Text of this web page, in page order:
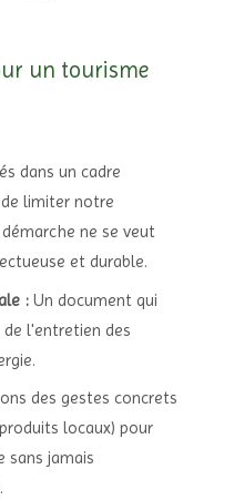
un tourisme
dans un cadre
limiter notre
ne se veut
et durable.
: Un document qui
de l'entretien des
des gestes concrets
locaux) pour
sans jamais